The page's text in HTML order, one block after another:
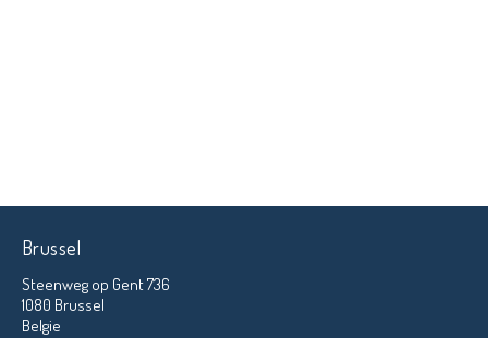
Brussel
Steenweg op Gent 736
1080 Brussel
Belgie